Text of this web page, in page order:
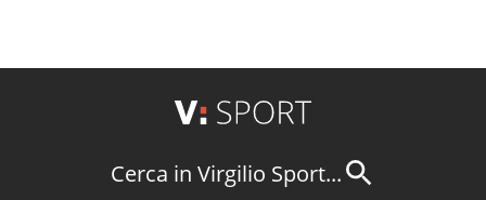
Cerca in Virgilio Sport...